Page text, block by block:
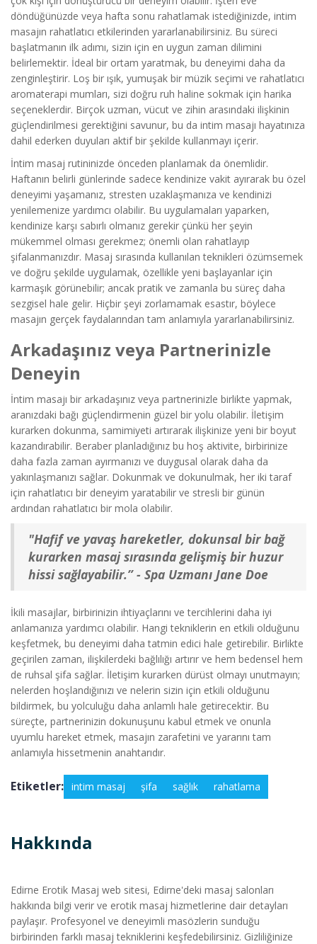
döndüğünüzde veya hafta sonu rahatlamak istediğinizde, intim
masajın rahatlatıcı etkilerinden yararlanabilirsiniz. Bu süreci
başlatmanın ilk adımı, sizin için en uygun zaman dilimini
belirlemektir. İdeal bir ortam yaratmak, bu deneyimi daha da
zenginleştirir. Loş bir ışık, yumuşak bir müzik seçimi ve rahatlatıcı
aromaterapi mumları, sizi doğru ruh haline sokmak için harika
seçeneklerdir. Birçok uzman, vücut ve zihin arasındaki ilişkinin
güçlendirilmesi gerektiğini savunur, bu da intim masajı hayatınıza
dahil ederken duyuları aktif bir şekilde kullanmayı içerir.
İntim masaj rutininizde önceden planlamak da önemlidir.
Haftanın belirli günlerinde sadece kendinize vakit ayırarak bu özel
deneyimi yaşamanız, stresten uzaklaşmanıza ve kendinizi
yenilemenize yardımcı olabilir. Bu uygulamaları yaparken,
kendinize karşı sabırlı olmanız gerekir çünkü her şeyin
mükemmel olması gerekmez; önemli olan rahatlayıp
şifalanmanızdır. Masaj sırasında kullanılan teknikleri özümsemek
ve doğru şekilde uygulamak, özellikle yeni başlayanlar için
karmaşık görünebilir; ancak pratik ve zamanla bu süreç daha
sezgisel hale gelir. Hiçbir şeyi zorlamamak esastır, böylece
masajın gerçek faydalarından tam anlamıyla yararlanabilirsiniz.
Arkadaşınız veya Partnerinizle
Deneyin
İntim masajı bir arkadaşınız veya partnerinizle birlikte yapmak,
aranızdaki bağı güçlendirmenin güzel bir yolu olabilir. İletişim
kurarken dokunma, samimiyeti artırarak ilişkinize yeni bir boyut
kazandırabilir. Beraber planladığınız bu hoş aktivite, birbirinize
daha fazla zaman ayırmanızı ve duygusal olarak daha da
yakınlaşmanızı sağlar. Dokunmak ve dokunulmak, her iki taraf
için rahatlatıcı bir deneyim yaratabilir ve stresli bir günün
ardından rahatlatıcı bir mola olabilir.
"Hafif ve yavaş hareketler, dokunsal bir bağ
kurarken masaj sırasında gelişmiş bir huzur
hissi sağlayabilir.” - Spa Uzmanı Jane Doe
İkili masajlar, birbirinizin ihtiyaçlarını ve tercihlerini daha iyi
anlamanıza yardımcı olabilir. Hangi tekniklerin en etkili olduğunu
keşfetmek, bu deneyimi daha tatmin edici hale getirebilir. Birlikte
geçirilen zaman, ilişkilerdeki bağlılığı artırır ve hem bedensel hem
de ruhsal şifa sağlar. İletişim kurarken dürüst olmayı unutmayın;
nelerden hoşlandığınızı ve nelerin sizin için etkili olduğunu
bildirmek, bu yolculuğu daha anlamlı hale getirecektir. Bu
süreçte, partnerinizin dokunuşunu kabul etmek ve onunla
uyumlu hareket etmek, masajın zarafetini ve yararını tam
anlamıyla hissetmenin anahtarıdır.
Etiketler: intim masaj şifa sağlık rahatlama
Hakkında
Edirne Erotik Masaj web sitesi, Edirne'deki masaj salonları
hakkında bilgi verir ve erotik masaj hizmetlerine dair detayları
paylaşır. Profesyonel ve deneyimli masözlerin sunduğu
birbirinden farklı masaj tekniklerini keşfedebilirsiniz. Gizliliğinize